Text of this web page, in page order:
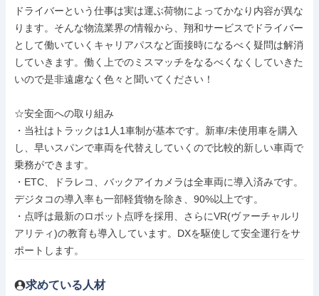
ドライバーという仕事は実は運ぶ荷物によってかなり内容が異な
ります。そんな物流業界の情報から、翔和サービスでドライバー
として働いていくキャリアパスなど面接時になるべく疑問は解消
していきます。働く上でのミスマッチをなるべくなくしていきた
いので是非遠慮なく色々と聞いてください！
☆安全面への取り組み
・当社はトラックは1人1車制が基本です。新車/未使用車を購入
し、早いスパンで車両を代替えしていくので比較的新しい車両で
乗務ができます。
・ETC、ドラレコ、バックアイカメラは全車両に導入済みです。
デジタコの導入率も一部軽貨物を除き、90%以上です。
・点呼は最新のロボット点呼を採用、さらにVR(ヴァーチャルリ
アリティ)の教育も導入しています。DXを駆使して安全運行をサ
ポートします。
求めている人材